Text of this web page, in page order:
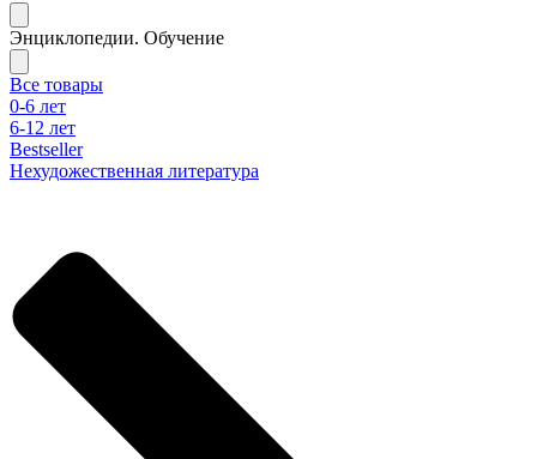
Энциклопедии. Обучение
Все товары
0-6 лет
6-12 лет
Bestseller
Нехудожественная литература